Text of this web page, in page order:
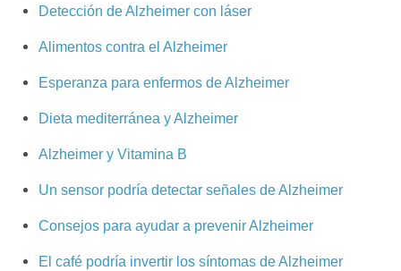
Detección de Alzheimer con láser
Alimentos contra el Alzheimer
Esperanza para enfermos de Alzheimer
Dieta mediterránea y Alzheimer
Alzheimer y Vitamina B
Un sensor podría detectar señales de Alzheimer
Consejos para ayudar a prevenir Alzheimer
El café podría invertir los síntomas de Alzheimer